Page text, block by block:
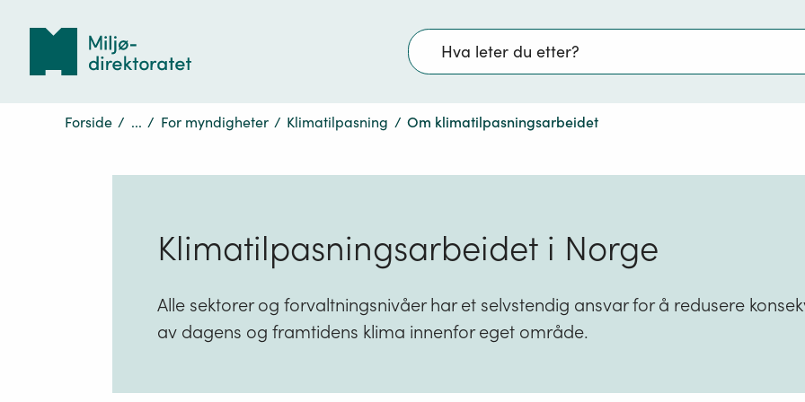
Søk
Forside / ... / For myndigheter / Klimatilpasning / Om klimatilpasningsarbeidet
Klimatilpasningsarbeidet i Norge
Alle sektorer og forvaltningsnivåer har et selvstendig ansvar for å redusere
av dagens og framtidens klima innenfor eget område.